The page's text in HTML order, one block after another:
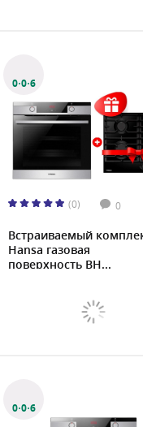
0·0·6
(0) 0
Встраиваемый
Hansa газовая
поверхность BH...
0·0·6